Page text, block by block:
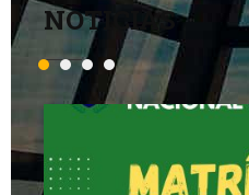
NOTICIAS